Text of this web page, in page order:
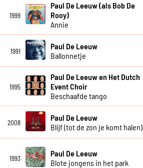
1999
Paul De Leeuw (als Bob De
Rooy)
Annie
1991
Paul De Leeuw
Ballonnetje
1995
Paul De Leeuw en Het Dutch
Event Choir
Beschaafde tango
2008
Paul De Leeuw
Blijf (tot de zon je komt halen)
1993
Paul De Leeuw
Blote jongens in het park